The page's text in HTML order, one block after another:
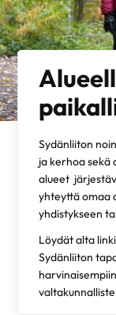
Sydänliiton
ja kerhoa sekä
alueet
yhteyttä omaa
yhdistykseen
Löydät alta
Sydänliiton